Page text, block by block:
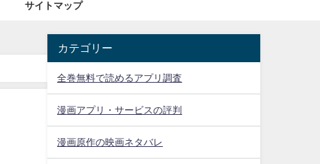
サイトマップ
カテゴリー
全巻無料で読めるアプリ調査
漫画アプリ・サービスの評判
漫画原作の映画ネタバレ